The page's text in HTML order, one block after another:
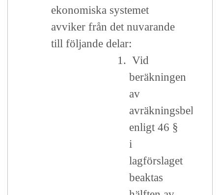
ekonomiska systemet
avviker från det nuvarande
till följande delar:
1. Vid
beräkningen
av
avräkningsbeloppet
enligt 46 §
i
lagförslaget
beaktas